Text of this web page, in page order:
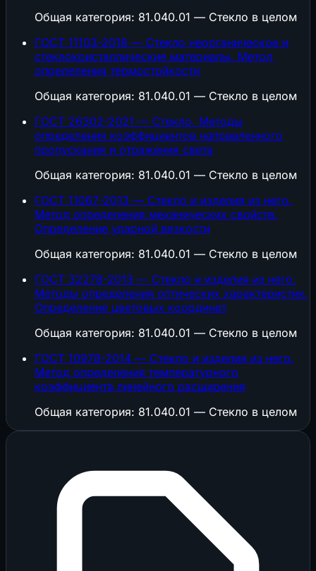
Общая категория: 81.040.01 — Стекло в целом
ГОСТ 11103-2018 — Стекло неорганическое и
стеклокристаллические материалы. Метод
определения термостойкости
Общая категория: 81.040.01 — Стекло в целом
ГОСТ 26302-2021 — Стекло. Методы
определения коэффициентов направленного
пропускания и отражения света
Общая категория: 81.040.01 — Стекло в целом
ГОСТ 11067-2013 — Стекло и изделия из него.
Метод определения механических свойств.
Определение ударной вязкости
Общая категория: 81.040.01 — Стекло в целом
ГОСТ 32278-2013 — Стекло и изделия из него.
Методы определения оптических характеристик.
Определение цветовых координат
Общая категория: 81.040.01 — Стекло в целом
ГОСТ 10978-2014 — Стекло и изделия из него.
Метод определения температурного
коэффициента линейного расширения
Общая категория: 81.040.01 — Стекло в целом